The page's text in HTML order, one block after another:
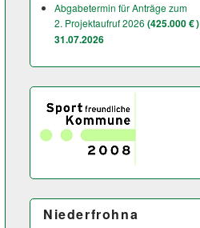
Abgabetermin für Anträge zum
2. Projektaufruf 2026 (425.000 € )
31.07.2026
Niederfrohna